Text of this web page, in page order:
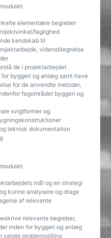
elementære begreber
faglighed
kendskab til
videnstilegnelse
de i projektarbejdet
byggeri og anlæg samt have
for de anvendte metoder,
fagområdet byggeri og
svigtformer og
teknisk dokumentation
mål og en strategi
kunne analysere og drage
af relevante
relevante begreber,
inden for byggeri og anlæg
valgte problemstilling